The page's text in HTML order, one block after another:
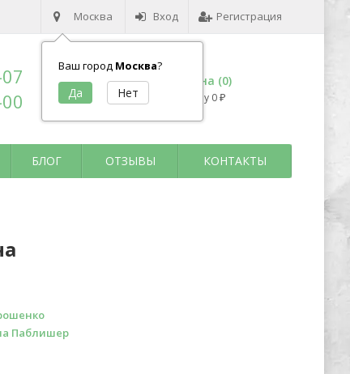
Москва
Ваш город Москва?
Вход Регистрация
Корзина (0)
на сумму 0 ₽
БЛОГ ОТЗЫВЫ КОНТАКТЫ
Паблишер